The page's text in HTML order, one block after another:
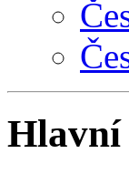
Hlavní